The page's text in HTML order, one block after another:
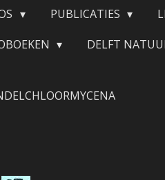
PUBLICATIES
DELFT